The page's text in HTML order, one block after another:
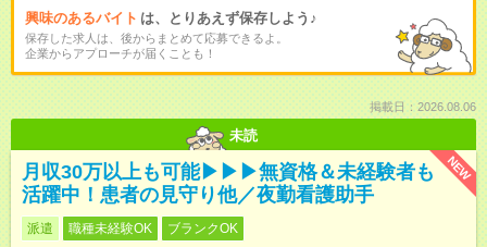
興味のあるバイト は、とりあえず保存しよう♪
保存した求人は、後からまとめて応募できるよ。
企業からアプローチが届くことも！
掲載日：2026.08.06
未読
NEW
月収30万以上も可能▶▶▶無資格＆未経験者も
活躍中！患者の見守り他／夜勤看護助手
派遣 職種未経験OK ブランクOK